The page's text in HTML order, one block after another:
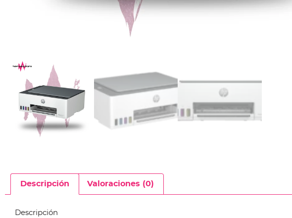
Descripción Valoraciones (0)
Descripción